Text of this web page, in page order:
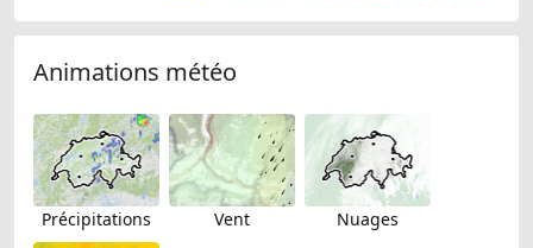
Animations météo
Précipitations Vent Nuages